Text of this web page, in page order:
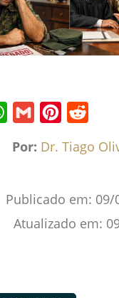
Por: Dr. Tiago
Publicado em: 09/
Atualizado em: